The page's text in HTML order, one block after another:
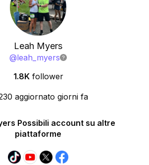
Leah Myers
@leah_myers
1.8K follower
aggiornato giorni fa
Possibili account su altre
piattaforme